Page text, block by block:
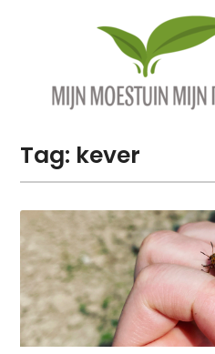
Tag: kever